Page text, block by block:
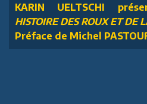
KARIN UELTSCHI
HISTOIRE DES ROUX ET DE
Préface de Michel